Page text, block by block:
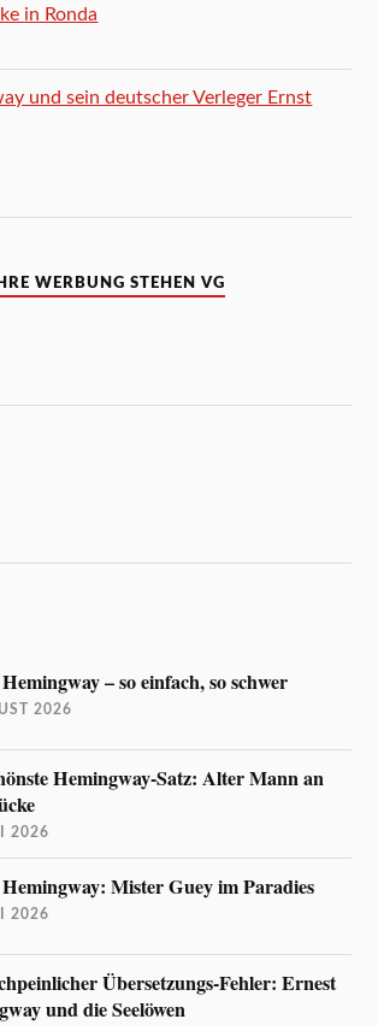
in Ronda
und sein deutscher Verleger Ernst
WERBUNG STEHEN VG
– so einfach, so schwer
2026
Hemingway-Satz: Alter Mann an
2026
Mister Guey im Paradies
2026
Übersetzungs-Fehler: Ernest
und die Seelöwen